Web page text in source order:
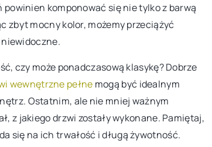
komponować się nie tylko z barwą
zbyt mocny kolor, możemy przeciążyć
czy może ponadczasową klasykę? Dobrze
wewnętrzne pełne mogą być idealnym
Ostatnim, ale nie mniej ważnym
z jakiego drzwi zostały wykonane. Pamiętaj,
się na ich trwałość i długą żywotność.
Odkryj, jak wykorzystać naturalne
w ogrodzie, by stworzyć przytulne i
spokojne miejsce do relaksu. Dowiedz
jakie rośliny, ułożenie i akcesoria
realizacji Twojej wizji.